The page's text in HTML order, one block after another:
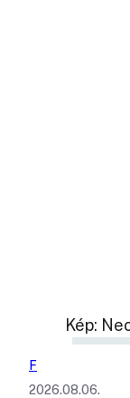
Kép:
F
2026.08.06.